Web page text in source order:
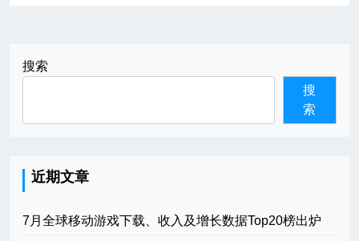
搜索
搜
索
近期文章
7月全球移动游戏下载、收入及增长数据Top20榜出炉